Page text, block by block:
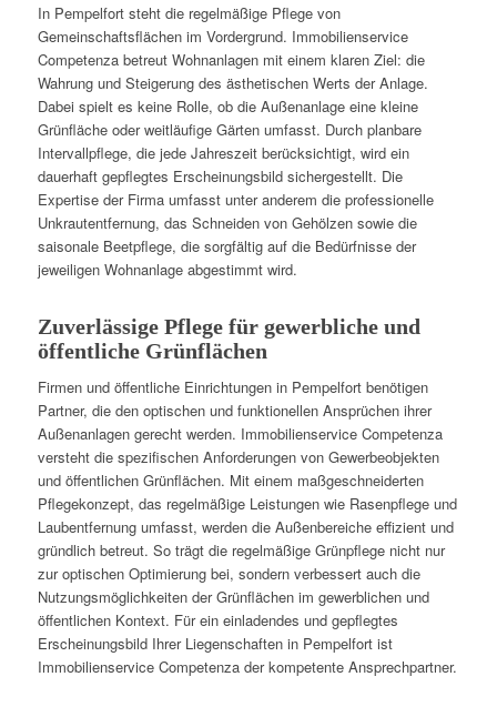
In Pempelfort steht die regelmäßige Pflege von
Gemeinschaftsflächen im Vordergrund. Immobilienservice
Competenza betreut Wohnanlagen mit einem klaren Ziel: die
Wahrung und Steigerung des ästhetischen Werts der Anlage.
Dabei spielt es keine Rolle, ob die Außenanlage eine kleine
Grünfläche oder weitläufige Gärten umfasst. Durch planbare
Intervallpflege, die jede Jahreszeit berücksichtigt, wird ein
dauerhaft gepflegtes Erscheinungsbild sichergestellt. Die
Expertise der Firma umfasst unter anderem die professionelle
Unkrautentfernung, das Schneiden von Gehölzen sowie die
saisonale Beetpflege, die sorgfältig auf die Bedürfnisse der
jeweiligen Wohnanlage abgestimmt wird.
Zuverlässige Pflege für gewerbliche und
öffentliche Grünflächen
Firmen und öffentliche Einrichtungen in Pempelfort benötigen
Partner, die den optischen und funktionellen Ansprüchen ihrer
Außenanlagen gerecht werden. Immobilienservice Competenza
versteht die spezifischen Anforderungen von Gewerbeobjekten
und öffentlichen Grünflächen. Mit einem maßgeschneiderten
Pflegekonzept, das regelmäßige Leistungen wie Rasenpflege und
Laubentfernung umfasst, werden die Außenbereiche effizient und
gründlich betreut. So trägt die regelmäßige Grünpflege nicht nur
zur optischen Optimierung bei, sondern verbessert auch die
Nutzungsmöglichkeiten der Grünflächen im gewerblichen und
öffentlichen Kontext. Für ein einladendes und gepflegtes
Erscheinungsbild Ihrer Liegenschaften in Pempelfort ist
Immobilienservice Competenza der kompetente Ansprechpartner.